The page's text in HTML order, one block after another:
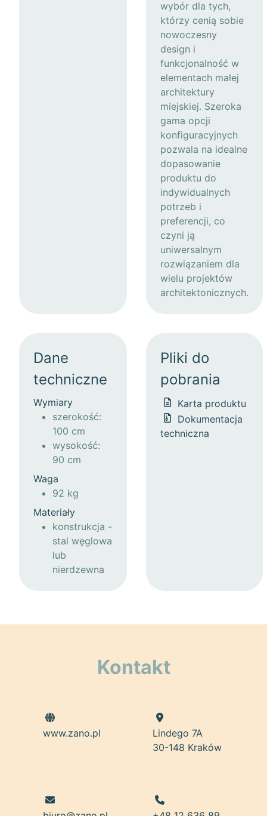
wybór dla tych,
którzy cenią sobie
nowoczesny
design i
funkcjonalność w
elementach małej
architektury
miejskiej. Szeroka
gama opcji
konfiguracyjnych
pozwala na idealne
dopasowanie
produktu do
indywidualnych
potrzeb i
preferencji, co
czyni ją
uniwersalnym
rozwiązaniem dla
wielu projektów
architektonicznych.
Dane
techniczne
Wymiary
szerokość:
100 cm
wysokość:
90 cm
Waga
92 kg
Materiały
konstrukcja -
stal węglowa
lub
nierdzewna
Pliki do
pobrania
Karta produktu
Dokumentacja
techniczna
Kontakt
www.zano.pl
Lindego 7A
30-148 Kraków